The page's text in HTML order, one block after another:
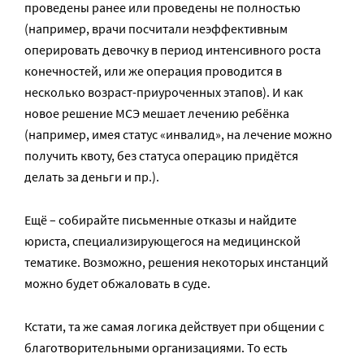
проведены ранее или проведены не полностью
(например, врачи посчитали неэффективным
оперировать девочку в период интенсивного роста
конечностей, или же операция проводится в
несколько возраст-приуроченных этапов). И как
новое решение МСЭ мешает лечению ребёнка
(например, имея статус «инвалид», на лечение можно
получить квоту, без статуса операцию придётся
делать за деньги и пр.).
Ещё – собирайте письменные отказы и найдите
юриста, специализирующегося на медицинской
тематике. Возможно, решения некоторых инстанций
можно будет обжаловать в суде.
Кстати, та же самая логика действует при общении с
благотворительными организациями. То есть